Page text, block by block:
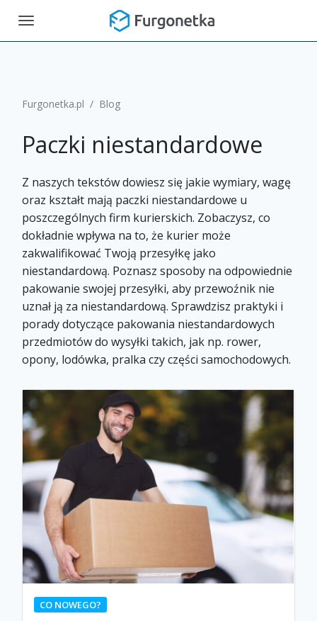
Toggle
Furgonetka.pl / Blog
Paczki niestandardowe
Z naszych tekstów dowiesz się jakie wymiary, wagę
oraz kształt mają paczki niestandardowe u
poszczególnych firm kurierskich. Zobaczysz, co
dokładnie wpływa na to, że kurier może
zakwalifikować Twoją przesyłkę jako
niestandardową. Poznasz sposoby na odpowiednie
pakowanie swojej przesyłki, aby przewoźnik nie
uznał ją za niestandardową. Sprawdzisz praktyki i
porady dotyczące pakowania niestandardowych
przedmiotów do wysyłki takich, jak np. rower,
opony, lodówka, pralka czy części samochodowych.
CO NOWEGO?